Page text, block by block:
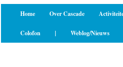
Home Over Cascade
Colofon | Weblog/Nieuws